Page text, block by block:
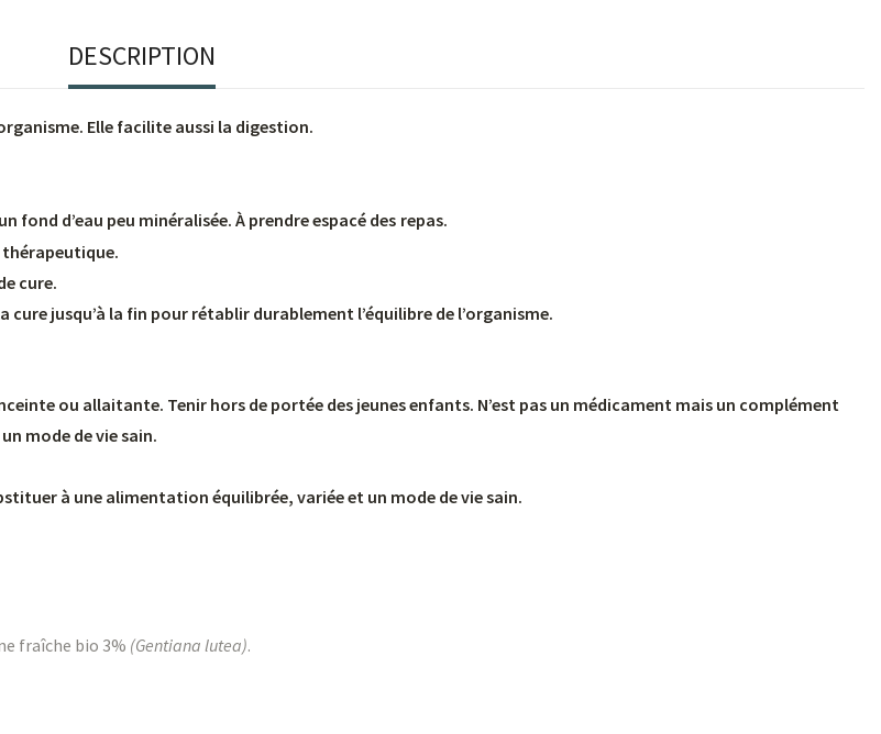
DESCRIPTION
Elle facilite aussi la digestion.
d’eau peu minéralisée. À prendre espacé des repas.
thérapeutique.
cure.
jusqu’à la fin pour rétablir durablement l’équilibre de l’organisme.
ou allaitante. Tenir hors de portée des jeunes enfants. N’est pas un médicament mais un complément
mode de vie sain.
à une alimentation équilibrée, variée et un mode de vie sain.
fraîche bio 3% (Gentiana lutea).